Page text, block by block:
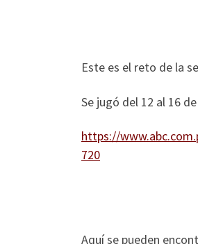
Este es el reto de la
Se jugó del 12 al 16
https://
720
Aquí se pueden